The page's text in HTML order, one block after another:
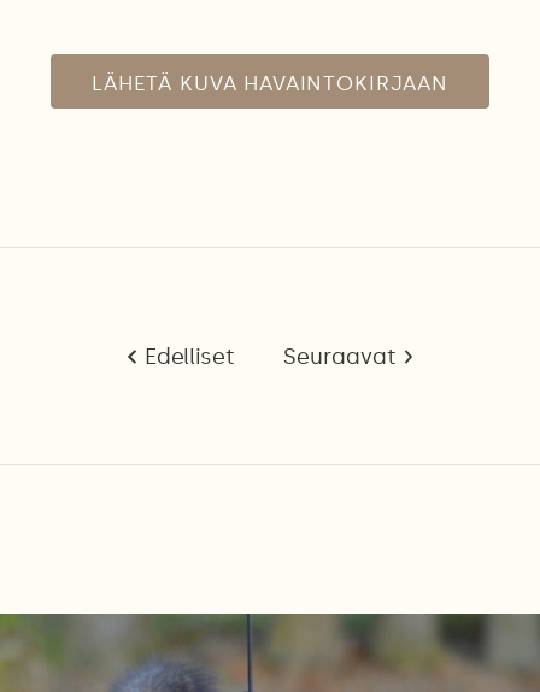
LÄHETÄ KUVA HAVAINTOKIRJAAN
Edelliset Seuraavat